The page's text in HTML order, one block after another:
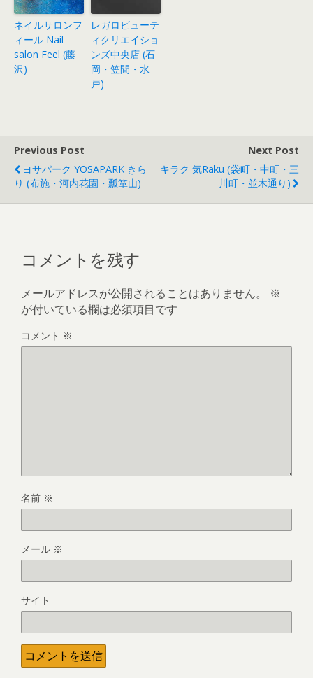
ネイルサロンフ
ィール Nail
salon Feel (藤
沢)
レガロビューテ
ィクリエイショ
ンズ中央店 (石
岡・笠間・水
戸)
Previous Post
ヨサパーク YOSAPARK きら
り (布施・河内花園・瓢箪山)
Next Post
キラク 気raku (袋町・中町・三
川町・並木通り)
コメントを残す
メールアドレスが公開されることはありません。
※
が付いている欄は必須項目です
コメント ※
名前 ※
メール ※
サイト